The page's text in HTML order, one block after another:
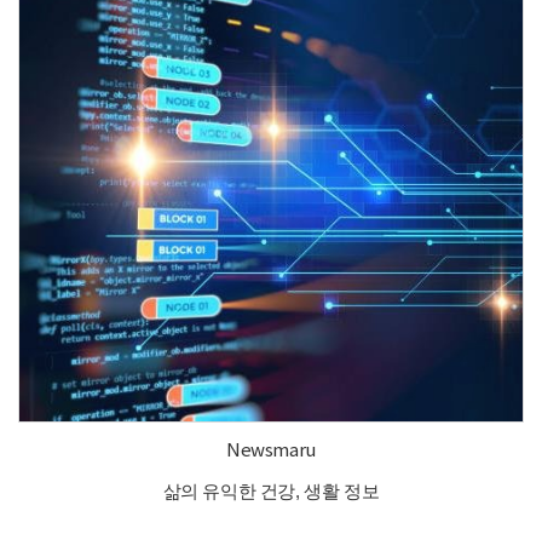
Newsmaru
삶의 유익한 건강, 생활 정보